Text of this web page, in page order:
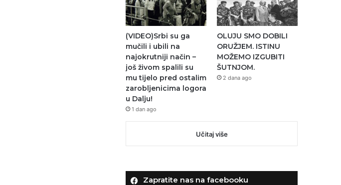
(VIDEO)Srbi su ga
mučili i ubili na
najokrutniji način –
još živom spalili su
mu tijelo pred ostalim
zarobljenicima logora
u Dalju!
1 dan ago
OLUJU SMO DOBILI
ORUŽJEM. ISTINU
MOŽEMO IZGUBITI
ŠUTNJOM.
2 dana ago
Učitaj više
Zapratite nas na facebooku